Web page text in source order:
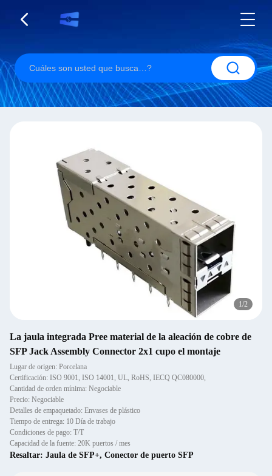
1/2
La jaula integrada Pree material de la aleación de cobre de
SFP Jack Assembly Connector 2x1 cupo el montaje
Lugar de origen: Porcelana
Certificación: ISO 9001, ISO 14001, UL, RoHS, IECQ QC080000,
Cantidad de orden mínima: Negociable
Precio: Negociable
Detalles de empaquetado: Envases de plástico
Tiempo de entrega: 10 Día de trabajo
Condiciones de pago: T/T
Capacidad de la fuente: 20K puertos / mes
Resaltar: Jaula de SFP+, Conector de puerto SFP